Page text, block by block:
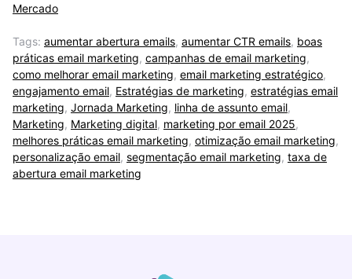
Mercado
Tags: aumentar abertura emails, aumentar CTR emails, boas
práticas email marketing, campanhas de email marketing,
como melhorar email marketing, email marketing estratégico,
engajamento email, Estratégias de marketing, estratégias email
marketing, Jornada Marketing, linha de assunto email,
Marketing, Marketing digital, marketing por email 2025,
melhores práticas email marketing, otimização email marketing,
personalização email, segmentação email marketing, taxa de
abertura email marketing